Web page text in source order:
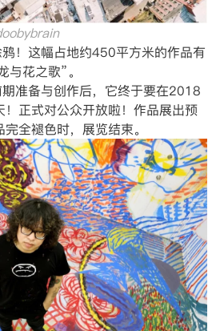
！这幅占地约450平方米的作品有
花之歌”。
准备与创作后，它终于要在2018
正式对公众开放啦！作品展出预
全褪色时，展览结束。